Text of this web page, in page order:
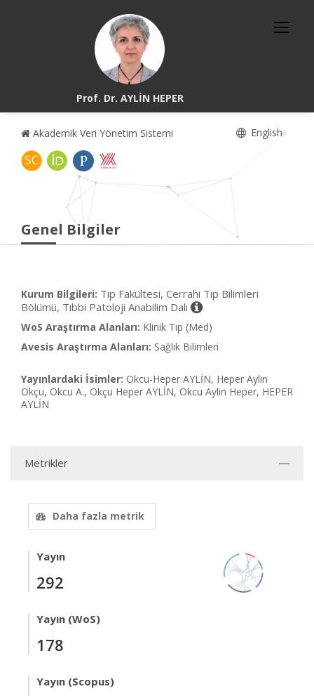
Prof. Dr. AYLİN HEPER
Akademik Veri Yönetim Sistemi English
Genel Bilgiler
Kurum Bilgileri: Tıp Fakültesi, Cerrahi Tıp Bilimleri
Bölümü, Tıbbi Patoloji Anabilim Dalı
WoS Araştırma Alanları: Klinik Tıp (Med)
Avesis Araştırma Alanları: Sağlık Bilimleri
Yayınlardaki İsimler: Okcu-Heper AYLİN, Heper Aylin
Okçu, Okcu A., Okçu Heper AYLİN, Okcu Aylin Heper, HEPER
AYLİN
Metrikler
Daha fazla metrik
Yayın
292
Yayın (WoS)
178
Yayın (Scopus)